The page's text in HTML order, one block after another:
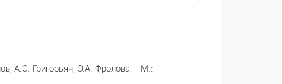
А.С. Григорьян, О.А. Фролова. - М.: